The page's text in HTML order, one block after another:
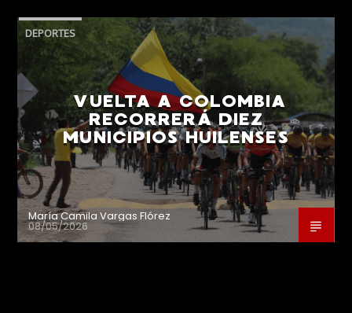
DEPORTES
VUELTA A COLOMBIA
RECORRERÁ DIEZ
MUNICIPIOS HUILENSES
María Camila Vargas Flórez
08/05/2026